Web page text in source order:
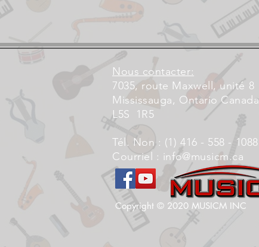
Nous contacter:
7035, route Maxwell, unité 8
Mississauga, Ontario Canada
L5S
1R5
Tél. Non : (1) 416 - 558 - 1088
Courriel : info@musicm.ca
Copyright © 2020 MUSICM INC